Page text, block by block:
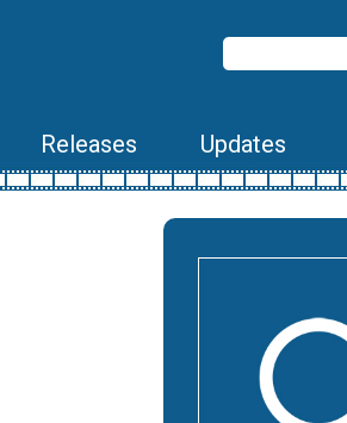
Releases Updates